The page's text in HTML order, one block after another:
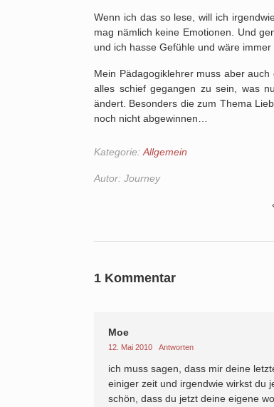
Wenn ich das so lese, will ich
mag nämlich keine Emotionen. Und
und ich hasse Gefühle und wäre
Mein Pädagogiklehrer muss aber
alles schief gegangen zu sein, was
ändert. Besonders die zum Thema
noch nicht abgewinnen…
Kategorie: Allgemein
Autor: Journey
1 Kommentar
Moe
12. Mai 2010 Antworten
ich muss sagen, dass mir deine
einiger zeit und irgendwie wirkst du
schön, dass du jetzt deine eigene